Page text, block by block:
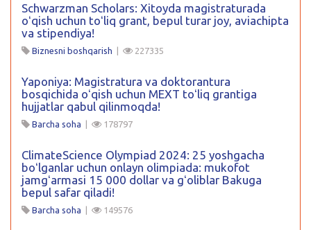
Schwarzman Scholars: Xitoyda magistraturada
oʻqish uchun toʻliq grant, bepul turar joy, aviachipta
va stipendiya!
Biznesni boshqarish | 227335
Yaponiya: Magistratura va doktorantura
bosqichida oʻqish uchun MEXT toʻliq grantiga
hujjatlar qabul qilinmoqda!
Barcha soha | 178797
ClimateScience Olympiad 2024: 25 yoshgacha
boʻlganlar uchun onlayn olimpiada: mukofot
jamgʻarmasi 15 000 dollar va gʻoliblar Bakuga
bepul safar qiladi!
Barcha soha | 149576